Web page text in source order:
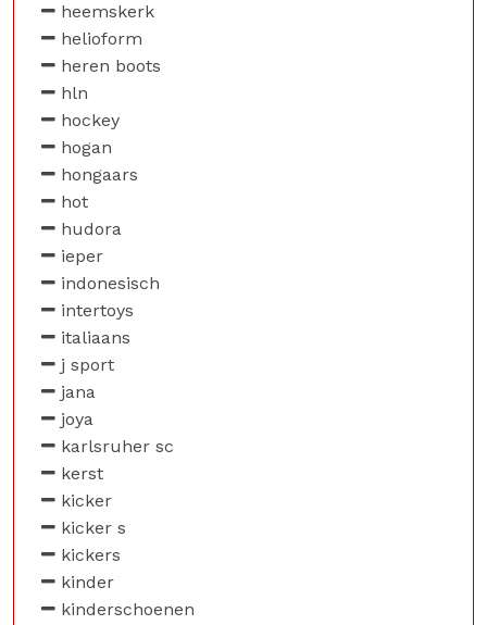
heemskerk
helioform
heren boots
hln
hockey
hogan
hongaars
hot
hudora
ieper
indonesisch
intertoys
italiaans
j sport
jana
joya
karlsruher sc
kerst
kicker
kicker s
kickers
kinder
kinderschoenen